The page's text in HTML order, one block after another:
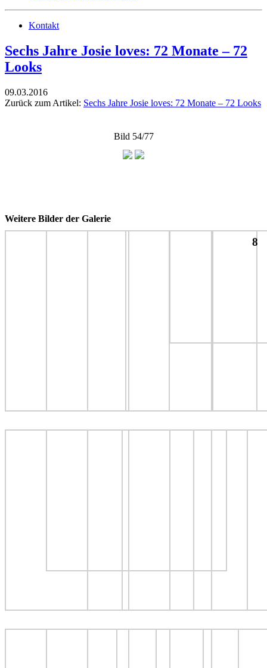
Kontakt
Sechs Jahre Josie loves: 72 Monate – 72
Looks
09.03.2016
Zurück zum Artikel: Sechs Jahre Josie loves: 72 Monate – 72 Looks
Bild 54/77
Weitere Bilder der Galerie
8